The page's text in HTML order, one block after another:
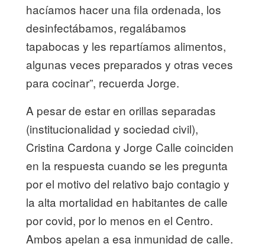
hacíamos hacer una fila ordenada, los
desinfectábamos, regalábamos
tapabocas y les repartíamos alimentos,
algunas veces preparados y otras veces
para cocinar”, recuerda Jorge.
A pesar de estar en orillas separadas
(institucionalidad y sociedad civil),
Cristina Cardona y Jorge Calle coinciden
en la respuesta cuando se les pregunta
por el motivo del relativo bajo contagio y
la alta mortalidad en habitantes de calle
por covid, por lo menos en el Centro.
Ambos apelan a esa inmunidad de calle.